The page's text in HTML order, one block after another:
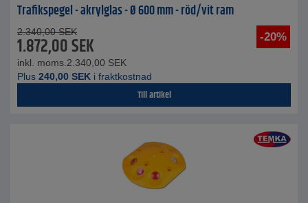
Trafikspegel - akrylglas - Ø 600 mm - röd/vit ram
-20%
2.340,00 SEK
1.872,00SEK
inkl. moms. 2.340,00 SEK
Plus 240,00 SEK i fraktkostnad
Till artikel